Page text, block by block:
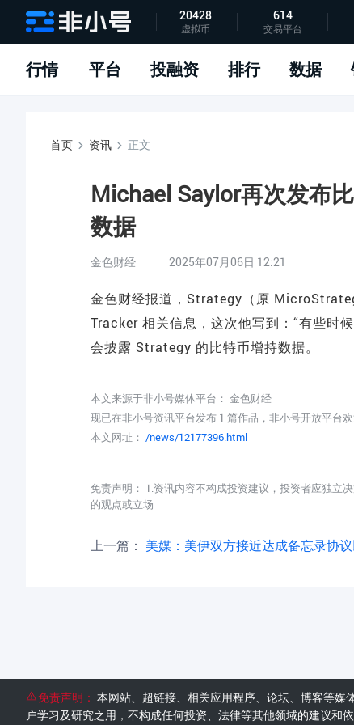
APP下载
指标说明
问题反馈
20428
虚拟币
614
交易平台
行情 平台 投融资 排行 数据
首页 资讯 正文
Michael Saylor再次发布
数据
金色财经 2025年07月06日 12:21
金色财经报道，Strategy（原
Tracker 相关信息，这次他写到：“有些时
会披露 Strategy 的比特币增持数据。
本文来源于非小号媒体平台： 金色财经
现已在非小号资讯平台发布 1 篇作品，非小号开放平台
本文网址： /news/12177396.html
免责声明： 1.资讯内容不构成投资建议，投资者应独立
的观点或立场
上一篇： 美媒：美伊双方接近达成备忘录协议以
免责声明： 本网站、超链接、相关应用程序、论坛、博客等
户学习及研究之用，不构成任何投资、法律等其他领域的建议和